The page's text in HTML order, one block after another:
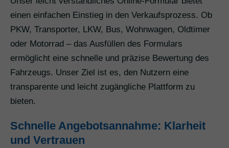
einen einfachen Einstieg in den Verkaufsprozess. Ob
PKW, Transporter, LKW, Bus, Wohnwagen, Oldtimer
oder Motorrad – das Ausfüllen des Formulars
ermöglicht eine schnelle und präzise Bewertung des
Fahrzeugs. Unser Ziel ist es, den Nutzern eine
transparente und leicht zugängliche Plattform zu
bieten.
Schnelle Angebotsannahme: Klarheit
und Vertrauen